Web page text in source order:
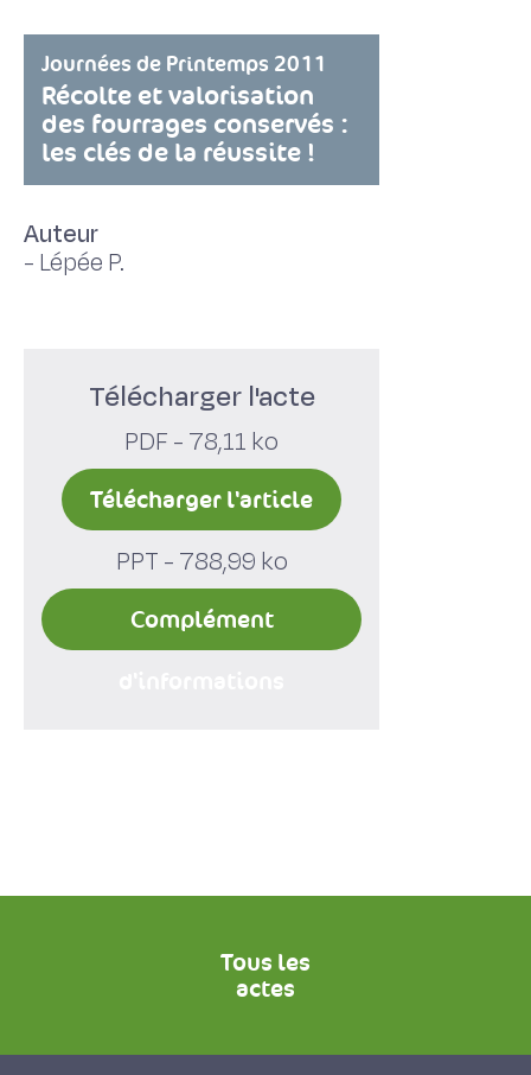
Journées de Printemps 2011
Récolte et valorisation
des fourrages conservés :
les clés de la réussite !
Auteur
- Lépée P.
Télécharger l'acte
PDF - 78,11 ko
Télécharger l'article
PPT - 788,99 ko
Complément
Tous les
actes